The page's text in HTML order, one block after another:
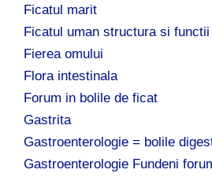
Ficatul marit
Ficatul uman structura si functii
Fierea omului
Flora intestinala
Forum in bolile de ficat
Gastrita
Gastroenterologie = bolile
Gastroenterologie Fundeni